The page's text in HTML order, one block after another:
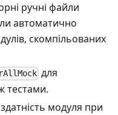
ручні файли
автоматично
скомпільованих
для
тестами.
модуля при